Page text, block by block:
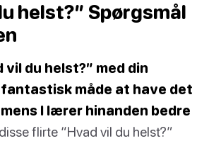
helst?” Spørgsmål
vil du helst?” med din
måde at have det
I lærer hinanden bedre
flirte “Hvad vil du helst?”